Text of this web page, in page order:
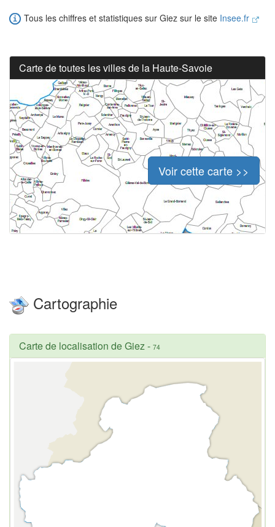
Tous les chiffres et statistiques sur Giez sur le site Insee.fr
Carte de toutes les villes de la Haute-Savoie
Voir cette carte >>
Cartographie
Carte de localisation de Giez- 74